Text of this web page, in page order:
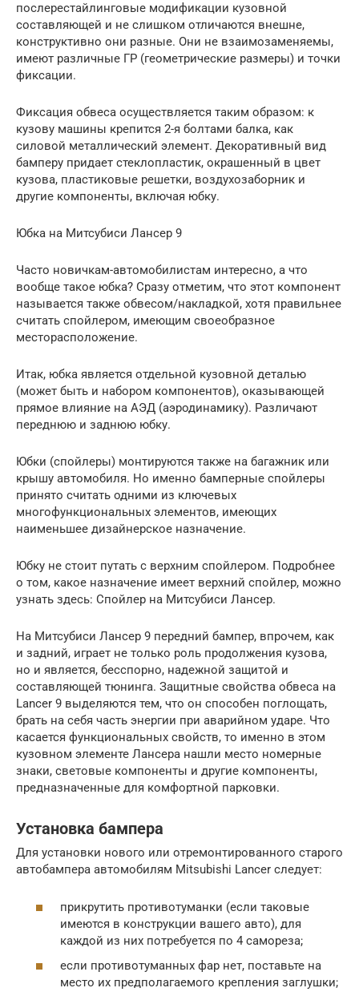
послерестайлинговые модификации кузовной
составляющей и не слишком отличаются внешне,
конструктивно они разные. Они не взаимозаменяемы,
имеют различные ГР (геометрические размеры) и точки
фиксации.
Фиксация обвеса осуществляется таким образом: к
кузову машины крепится 2-я болтами балка, как
силовой металлический элемент. Декоративный вид
бамперу придает стеклопластик, окрашенный в цвет
кузова, пластиковые решетки, воздухозаборник и
другие компоненты, включая юбку.
Юбка на Митсубиси Лансер 9
Часто новичкам-автомобилистам интересно, а что
вообще такое юбка? Сразу отметим, что этот компонент
называется также обвесом/накладкой, хотя правильнее
считать спойлером, имеющим своеобразное
месторасположение.
Итак, юбка является отдельной кузовной деталью
(может быть и набором компонентов), оказывающей
прямое влияние на АЭД (аэродинамику). Различают
переднюю и заднюю юбку.
Юбки (спойлеры) монтируются также на багажник или
крышу автомобиля. Но именно бамперные спойлеры
принято считать одними из ключевых
многофункциональных элементов, имеющих
наименьшее дизайнерское назначение.
Юбку не стоит путать с верхним спойлером. Подробнее
о том, какое назначение имеет верхний спойлер, можно
узнать здесь: Спойлер на Митсубиси Лансер.
На Митсубиси Лансер 9 передний бампер, впрочем, как
и задний, играет не только роль продолжения кузова,
но и является, бесспорно, надежной защитой и
составляющей тюнинга. Защитные свойства обвеса на
Lancer 9 выделяются тем, что он способен поглощать,
брать на себя часть энергии при аварийном ударе. Что
касается функциональных свойств, то именно в этом
кузовном элементе Лансера нашли место номерные
знаки, световые компоненты и другие компоненты,
предназначенные для комфортной парковки.
Установка бампера
Для установки нового или отремонтированного старого
автобампера автомобилям Mitsubishi Lancer следует:
прикрутить противотуманки (если таковые
имеются в конструкции вашего авто), для
каждой из них потребуется по 4 самореза;
если противотуманных фар нет, поставьте на
место их предполагаемого крепления заглушки;